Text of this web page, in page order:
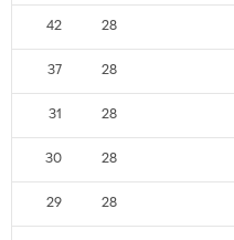
28
42
28
37
28
31
28
30
28
29